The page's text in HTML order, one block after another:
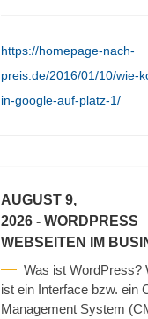
https://homepage-nach-
preis.de/2016/01/10/wie-
in-google-auf-platz-1/
AUGUST 9,
2026 - WORDPRESS
WEBSEITEN IM
Was ist WordPress?
ist ein Interface bzw. ein
Management System